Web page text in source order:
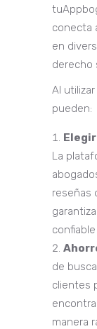
conecta
en
derecho
Al
pueden:
La
reseñas
de
clientes
manera